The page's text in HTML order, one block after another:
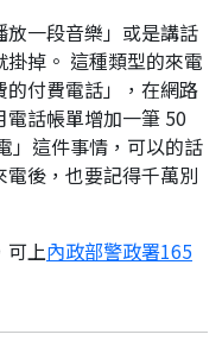
放一段音樂」或是講話
掛掉。 這種類型的來電
付費電話」，在網路
話帳單增加一筆 50
」這件事情，可以的話
後，也要記得千萬別
可上內政部警政署165